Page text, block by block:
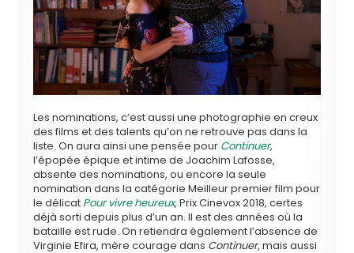
Les nominations, c’est aussi une photographie en creux
des films et des talents qu’on ne retrouve pas dans la
liste. On aura ainsi une pensée pour Continuer,
l’épopée épique et intime de Joachim Lafosse,
absente des nominations, ou encore la seule
nomination dans la catégorie Meilleur premier film pour
le délicat Pour vivre heureux, Prix Cinevox 2018, certes
déjà sorti depuis plus d’un an. Il est des années où la
bataille est rude. On retiendra également l’absence de
Virginie Efira, mère courage dans Continuer, mais aussi